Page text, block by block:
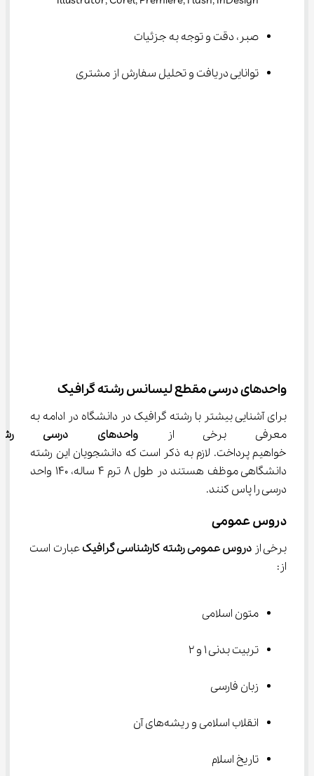
صبر، دقت و توجه به جزئیات
توانایی دریافت و تحلیل سفارش از مشتری
واحدهای درسی مقطع لیسانس رشته گرافیک
برای آشنایی بیشتر با رشته گرافیک در دانشگاه در ادامه به
معرفی برخی از واحدهای درسی
خواهیم پرداخت. لازم به ذکر است که دانشجویان این رشته
دانشگاهی موظف هستند در طول 8 ترم 4 ساله، 140 واحد
درسی را پاس کنند.
دروس عمومی
برخی از دروس عمومی رشته کارشناسی گرافیک عبارت است
از:
متون اسلامی
تربیت بدنی 1 و 2
زبان فارسی
انقلاب اسلامی و ریشه‌های آن
تاریخ اسلام